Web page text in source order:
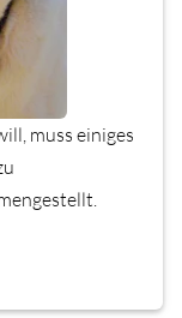
muss einiges